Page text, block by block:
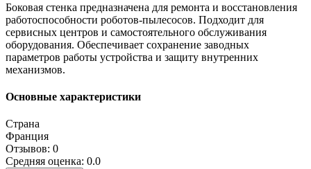
Боковая стенка предназначена для ремонта и восстановления
работоспособности роботов-пылесосов. Подходит для
сервисных центров и самостоятельного обслуживания
оборудования. Обеспечивает сохранение заводных
параметров работы устройства и защиту внутренних
механизмов.
Основные характеристики
Страна
Франция
Отзывов: 0
Средняя оценка: 0.0